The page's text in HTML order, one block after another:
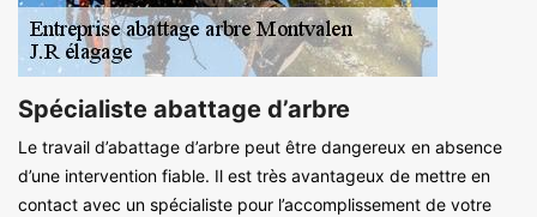
Spécialiste abattage d’arbre
Le travail d’abattage d’arbre peut être dangereux en absence
d’une intervention fiable. Il est très avantageux de mettre en
contact avec un spécialiste pour l’accomplissement de votre